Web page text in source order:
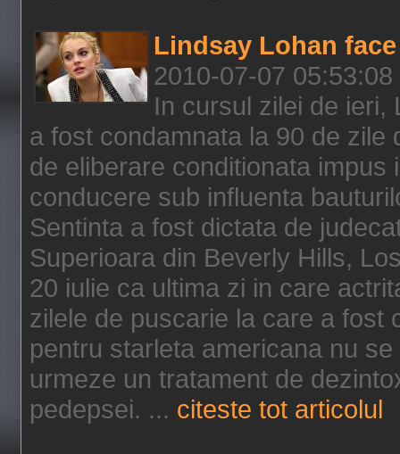
Lindsay Lohan
2010-07-07 05:53:08
In cursul zilei de ieri,
a fost condamnata la 90 de
de eliberare conditionata
conducere sub influenta
Sentinta a fost dictata de
Superioara din Beverly Hills,
20 iulie ca ultima zi in care
zilele de puscarie la care a fost
pentru starleta americana nu
urmeze un tratament de
pedepsei. ... citeste tot articolul